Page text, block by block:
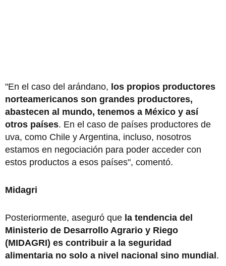
"En el caso del arándano, los propios productores
norteamericanos son grandes productores,
abastecen al mundo, tenemos a México y así
otros países. En el caso de países productores de
uva, como Chile y Argentina, incluso, nosotros
estamos en negociación para poder acceder con
estos productos a esos países", comentó.
Midagri
Posteriormente, aseguró que la tendencia del
Ministerio de Desarrollo Agrario y Riego
(MIDAGRI) es contribuir a la seguridad
alimentaria no solo a nivel nacional sino mundial.